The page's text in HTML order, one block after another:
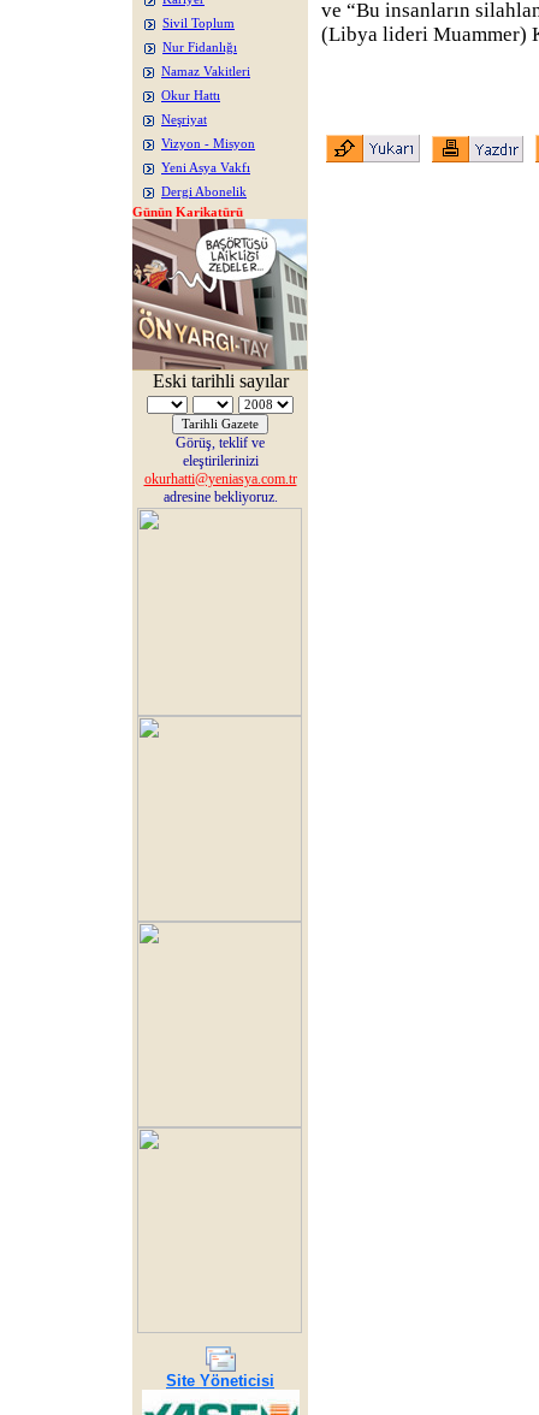
Sivil Toplum
Nur Fidanlığı
Namaz Vakitleri
Okur Hattı
Neşriyat
Vizyon - Misyon
Yeni Asya Vakfı
Dergi Abonelik
Günün Karikatürü
Eski tarihli sayılar
Görüş, teklif ve
eleştirilerinizi
okurhatti@yeniasya.com.tr
adresine bekliyoruz.
Site Yöneticisi
ve “Bu insanların
(Libya lideri Muammer)